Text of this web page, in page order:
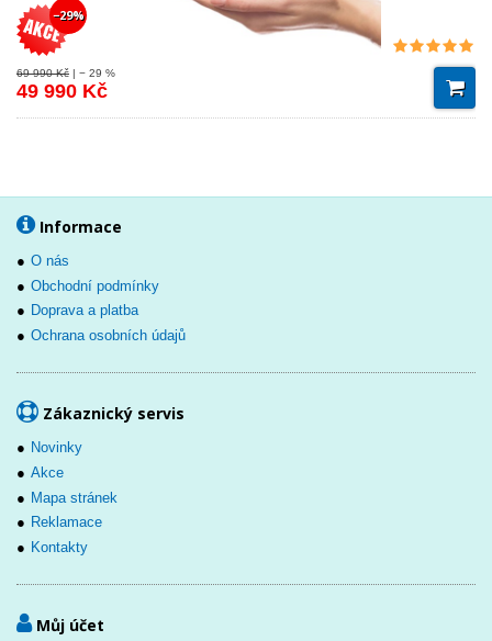
−29%
69 990 Kč | − 29 %
49 990 Kč
Informace
O nás
Obchodní podmínky
Doprava a platba
Ochrana osobních údajů
Zákaznický servis
Novinky
Akce
Mapa stránek
Reklamace
Kontakty
Můj účet